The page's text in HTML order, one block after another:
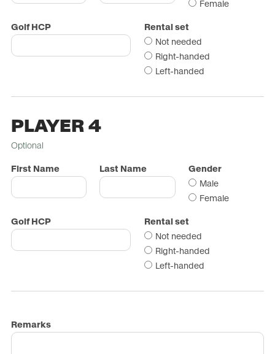
Female
Golf HCP
Rental set
Not needed
Right-handed
Left-handed
PLAYER 4
Optional
First Name Last Name
Gender
Male
Female
Golf HCP
Rental set
Not needed
Right-handed
Left-handed
Remarks